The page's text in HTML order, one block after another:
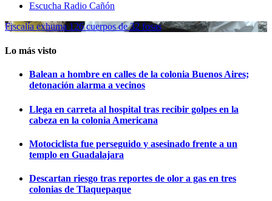
Escucha Radio Cañón
Fiscalía exhuma 126 cuerpos de 32 fosas
Lo más visto
Balean a hombre en calles de la colonia Buenos Aires;
detonación alarma a vecinos
Llega en carreta al hospital tras recibir golpes en la
cabeza en la colonia Americana
Motociclista fue perseguido y asesinado frente a un
templo en Guadalajara
Descartan riesgo tras reportes de olor a gas en tres
colonias de Tlaquepaque